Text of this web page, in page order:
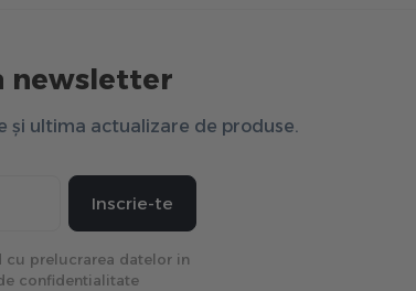
newsletter
și ultima actualizare de produse.
Inscrie-te
cu prelucrarea datelor in
confidentialitate